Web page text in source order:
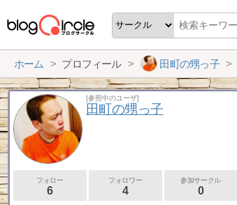
ホーム プロフィール 田町の甥っ子
[参照中のユーザ]
田町の甥っ子
フォロー
6
フォロワー
4
参加サークル
0